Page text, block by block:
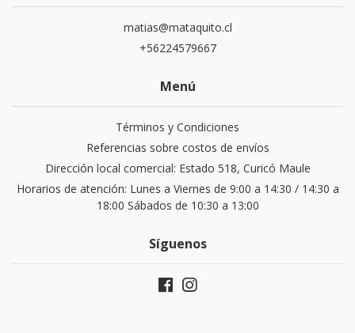
matias@mataquito.cl
+56224579667
Menú
Términos y Condiciones
Referencias sobre costos de envíos
Dirección local comercial: Estado 518, Curicó Maule
Horarios de atención: Lunes a Viernes de 9:00 a 14:30 / 14:30 a
18:00 Sábados de 10:30 a 13:00
Síguenos